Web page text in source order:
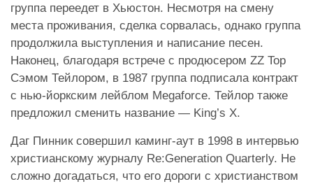
группа переедет в Хьюстон. Несмотря на смену
места проживания, сделка сорвалась, однако группа
продолжила выступления и написание песен.
Наконец, благодаря встрече с продюсером ZZ Top
Сэмом Тейлором, в 1987 группа подписала контракт
с нью-йоркским лейблом Megaforce. Тейлор также
предложил сменить название — King’s X.
Даг Пинник совершил каминг-аут в 1998 в интервью
христианскому журналу Re:Generation Quarterly. Не
сложно догадаться, что его дороги с христианством